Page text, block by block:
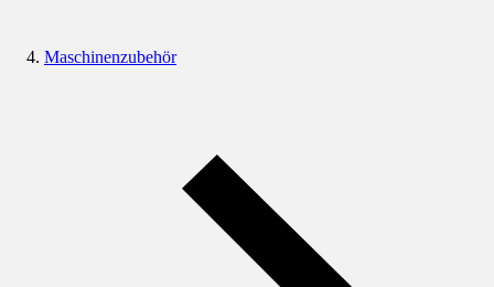
Maschinenzubehör